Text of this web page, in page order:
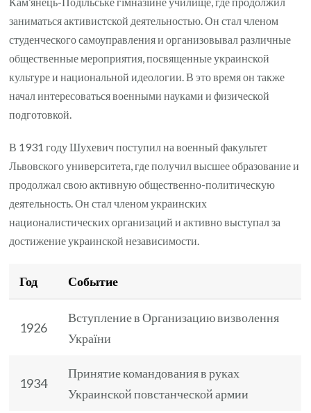
заниматься активистской деятельностью. Он стал членом
студенческого самоуправления и организовывал различные
общественные мероприятия, посвященные украинской
культуре и национальной идеологии. В это время он также
начал интересоваться военными науками и физической
подготовкой.
В 1931 году Шухевич поступил на военный факультет
Львовского университета, где получил высшее образование и
продолжал свою активную общественно-политическую
деятельность. Он стал членом украинских
националистических организаций и активно выступал за
достижение украинской независимости.
Год Событие
1926
Вступление в Организацию визволення
України
1934
Принятие командования в руках
Украинской повстанческой армии